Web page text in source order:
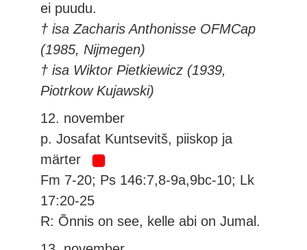
ei puudu.
† isa Zacharis Anthonisse OFMCap
(1985, Nijmegen)
† isa Wiktor Pietkiewicz (1939,
Piotrkow Kujawski)
12. november
p. Josafat Kuntsevitš, piiskop ja
märter
Fm 7-20; Ps 146:7,8-9a,9bc-10; Lk
17:20-25
R: Õnnis on see, kelle abi on Jumal.